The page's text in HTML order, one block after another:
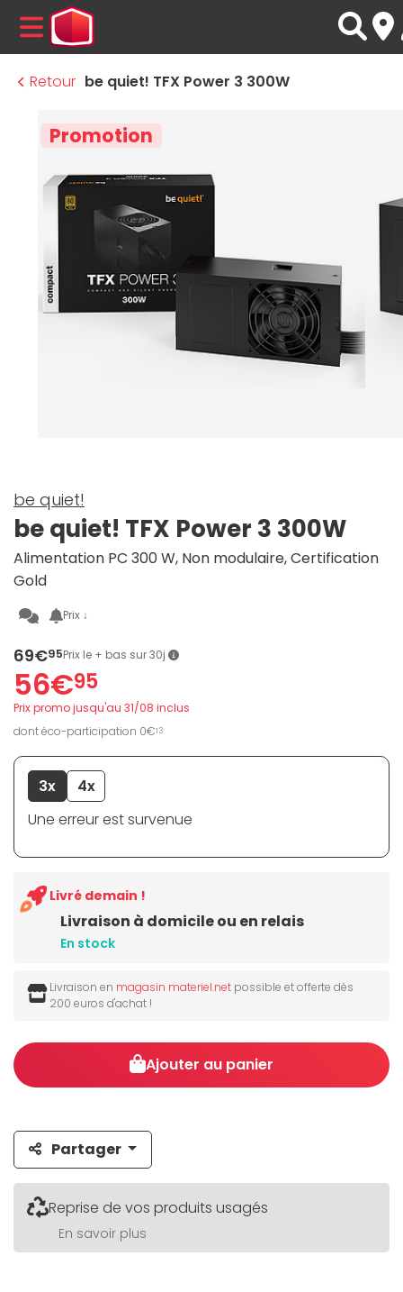
MENU
Retour be quiet! TFX Power 3 300W
Promotion
be quiet!
be quiet! TFX Power 3 300W
Alimentation PC 300 W, Non modulaire, Certification
Gold
Prix ↓
69€95Prix le + bas sur 30j
56€95
Prix promo jusqu'au 31/08 inclus
dont éco-participation 0€13
3x
4x
Une erreur est survenue
Livraison à domicile ou en relais
En stock
Livré demain !
Livraison en magasin materiel.net possible et offerte dès
200 euros d'achat !
Ajouter au panier
Partager
Reprise de vos produits usagés
En savoir plus